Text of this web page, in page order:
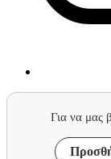
Για να μας